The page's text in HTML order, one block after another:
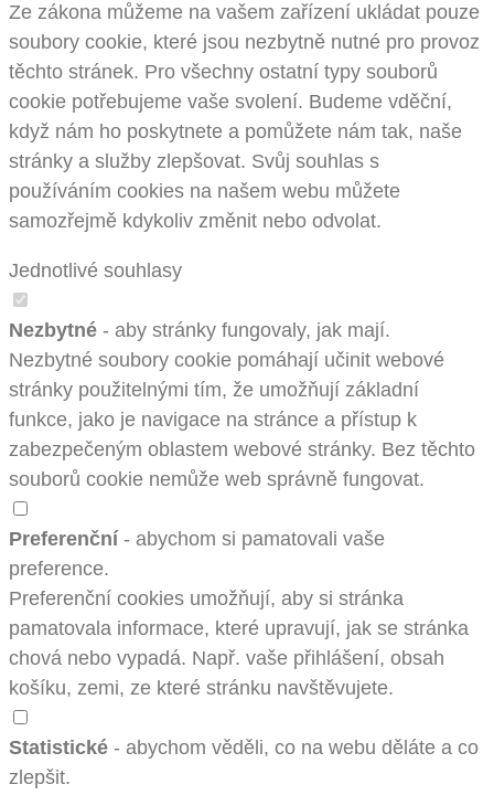
Ze zákona můžeme na vašem zařízení ukládat pouze
soubory cookie, které jsou nezbytně nutné pro provoz
těchto stránek. Pro všechny ostatní typy souborů
cookie potřebujeme vaše svolení. Budeme vděční,
když nám ho poskytnete a pomůžete nám tak, naše
stránky a služby zlepšovat. Svůj souhlas s
používáním cookies na našem webu můžete
samozřejmě kdykoliv změnit nebo odvolat.
Jednotlivé souhlasy
Nezbytné - aby stránky fungovaly, jak mají.
Nezbytné soubory cookie pomáhají učinit webové
stránky použitelnými tím, že umožňují základní
funkce, jako je navigace na stránce a přístup k
zabezpečeným oblastem webové stránky. Bez těchto
souborů cookie nemůže web správně fungovat.
Preferenční - abychom si pamatovali vaše
preference.
Preferenční cookies umožňují, aby si stránka
pamatovala informace, které upravují, jak se stránka
chová nebo vypadá. Např. vaše přihlášení, obsah
košíku, zemi, ze které stránku navštěvujete.
Statistické - abychom věděli, co na webu děláte a co
zlepšit.